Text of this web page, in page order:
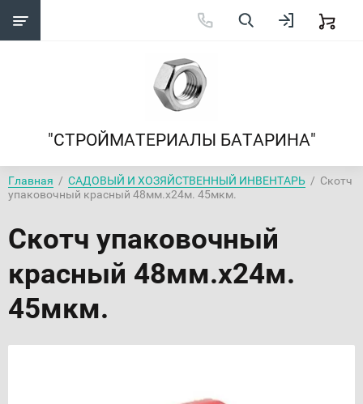
"СТРОЙМАТЕРИАЛЫ БАТАРИНА"
Главная
  /
САДОВЫЙ И ХОЗЯЙСТВЕННЫЙ ИНВЕНТАРЬ
  /  Скотч
упаковочный красный 48мм.х24м. 45мкм.
Скотч упаковочный
красный 48мм.х24м.
45мкм.